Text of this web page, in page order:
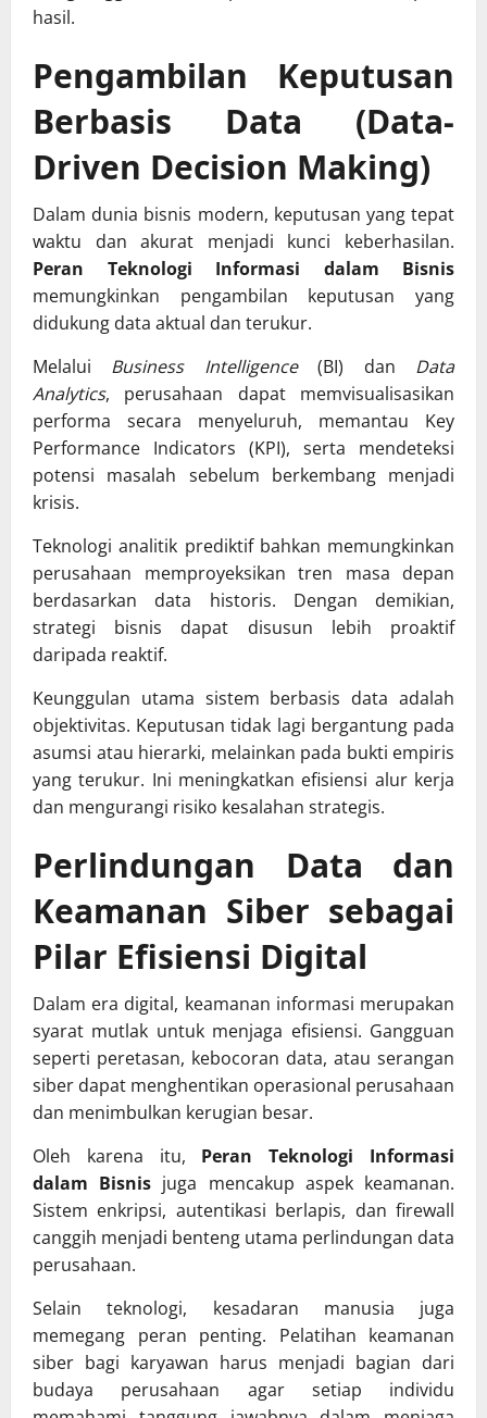
hasil.
Pengambilan Keputusan
Berbasis Data (Data-
Driven Decision Making)
Dalam dunia bisnis modern, keputusan yang tepat
waktu dan akurat menjadi kunci keberhasilan.
Peran Teknologi Informasi dalam Bisnis
memungkinkan pengambilan keputusan yang
didukung data aktual dan terukur.
Melalui Business Intelligence(BI) dan Data
Analytics, perusahaan dapat memvisualisasikan
performa secara menyeluruh, memantau Key
Performance Indicators (KPI), serta mendeteksi
potensi masalah sebelum berkembang menjadi
krisis.
Teknologi analitik prediktif bahkan memungkinkan
perusahaan memproyeksikan tren masa depan
berdasarkan data historis. Dengan demikian,
strategi bisnis dapat disusun lebih proaktif
daripada reaktif.
Keunggulan utama sistem berbasis data adalah
objektivitas. Keputusan tidak lagi bergantung pada
asumsi atau hierarki, melainkan pada bukti empiris
yang terukur. Ini meningkatkan efisiensi alur kerja
dan mengurangi risiko kesalahan strategis.
Perlindungan Data dan
Keamanan Siber sebagai
Pilar Efisiensi Digital
Dalam era digital, keamanan informasi merupakan
syarat mutlak untuk menjaga efisiensi. Gangguan
seperti peretasan, kebocoran data, atau serangan
siber dapat menghentikan operasional perusahaan
dan menimbulkan kerugian besar.
Oleh karena itu, Peran Teknologi Informasi
dalam Bisnis juga mencakup aspek keamanan.
Sistem enkripsi, autentikasi berlapis, dan firewall
canggih menjadi benteng utama perlindungan data
perusahaan.
Selain teknologi, kesadaran manusia juga
memegang peran penting. Pelatihan keamanan
siber bagi karyawan harus menjadi bagian dari
budaya perusahaan agar setiap individu